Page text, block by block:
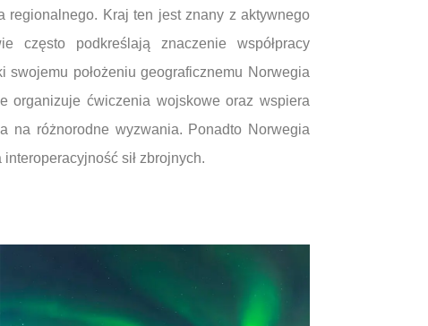
regionalnego. Kraj ten jest znany z aktywnego
często podkreślają znaczenie współpracy
położeniu geograficznemu Norwegia
organizuje ćwiczenia wojskowe oraz wspiera
na różnorodne wyzwania. Ponadto Norwegia
sił zbrojnych.